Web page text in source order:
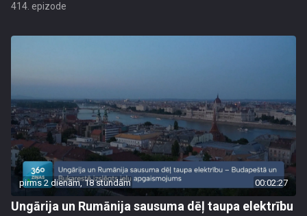
414. epizode
pirms 2 dienām, 18 stundām 00:02:27
Ungārija un Rumānija sausuma dēļ taupa elektrību